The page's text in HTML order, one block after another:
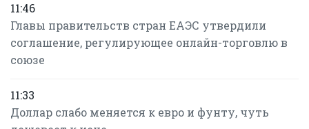
11:46
Главы правительств стран ЕАЭС утвердили
соглашение, регулирующее онлайн-торговлю в
союзе
11:33
Доллар слабо меняется к евро и фунту, чуть